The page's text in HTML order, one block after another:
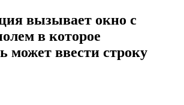
вызывает окно с
в которое
может ввести строку